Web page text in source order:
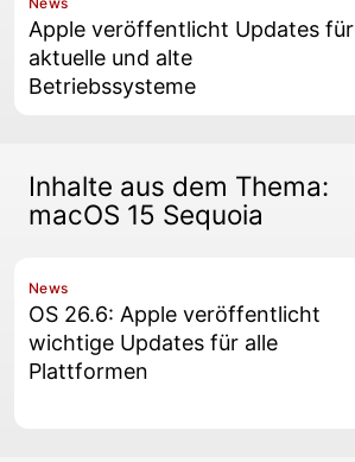
Apple veröffentlicht Updates für
aktuelle und alte
Betriebssysteme
Inhalte aus dem Thema:
macOS 15 Sequoia
News
OS 26.6: Apple veröffentlicht
wichtige Updates für alle
Plattformen